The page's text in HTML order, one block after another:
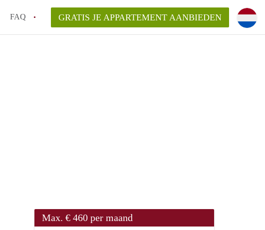
FAQ GRATIS JE APPARTEMENT AANBIEDEN
Max. € 460 per maand